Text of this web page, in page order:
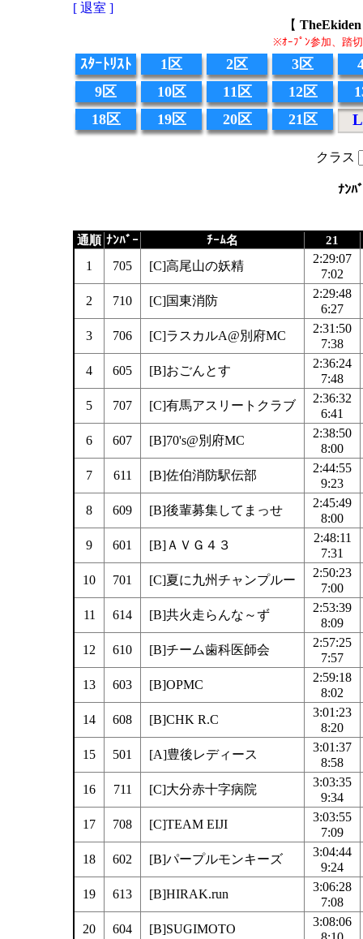
[ 退室 ]
【
※ｵｰﾌﾟﾝ参加、踏
ｽﾀｰﾄﾘｽﾄ 1区 2区 3区
9区
10区 11区 12区
18区
19区 20区 21区
クラス
ﾅﾝﾊ
通順 ﾅﾝﾊﾞｰ ﾁｰﾑ名 21
1 705 [C]高尾山の妖精
2:29:07
7:02
2
710 [C]国東消防
2:29:48
6:27
3
706 [C]ラスカルA@別府MC
2:31:50
7:38
4
605 [B]おごんとす
2:36:24
7:48
5
707 [C]有馬アスリートクラブ
2:36:32
6:41
6
607 [B]70's@別府MC
2:38:50
8:00
7
611 [B]佐伯消防駅伝部
2:44:55
9:23
8
609 [B]後輩募集してまっせ
2:45:49
8:00
9
601 [B]ＡＶＧ４３
2:48:11
7:31
10
701 [C]夏に九州チャンプルー
2:50:23
7:00
11
614 [B]共火走らんな～ず
2:53:39
8:09
12
610 [B]チーム歯科医師会
2:57:25
7:57
13
603 [B]OPMC
2:59:18
8:02
14
608 [B]CHK R.C
3:01:23
8:20
15
501 [A]豊後レディース
3:01:37
8:58
16
711 [C]大分赤十字病院
3:03:35
9:34
17
708 [C]TEAM EIJI
3:03:55
7:09
18
602 [B]パープルモンキーズ
3:04:44
9:24
19
613 [B]HIRAK.run
3:06:28
7:08
20
604 [B]SUGIMOTO
3:08:06